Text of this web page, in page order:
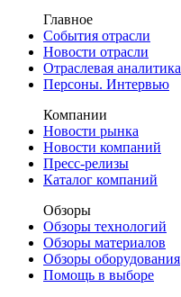
Главное
События отрасли
Новости отрасли
Отраслевая аналитика
Персоны. Интервью
Компании
Новости рынка
Новости компаний
Пресс-релизы
Каталог компаний
Обзоры
Обзоры технологий
Обзоры материалов
Обзоры оборудования
Помощь в выборе